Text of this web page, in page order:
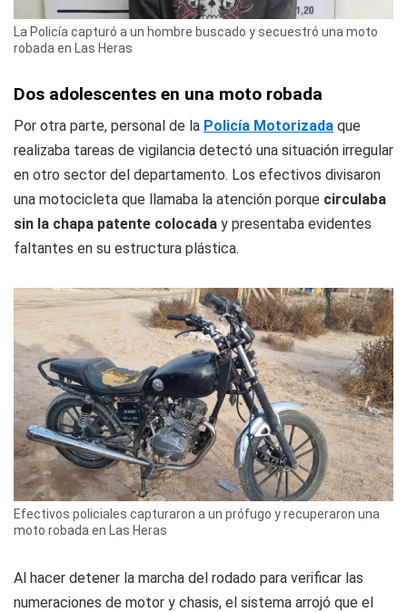
La Policía capturó a un hombre buscado y secuestró una moto
robada en Las Heras
Dos adolescentes en una moto robada
Por otra parte, personal de la Policía Motorizada que
realizaba tareas de vigilancia detectó una situación irregular
en otro sector del departamento. Los efectivos divisaron
una motocicleta que llamaba la atención porque circulaba
sin la chapa patente colocada y presentaba evidentes
faltantes en su estructura plástica.
Efectivos policiales capturaron a un prófugo y recuperaron una
moto robada en Las Heras
Al hacer detener la marcha del rodado para verificar las
numeraciones de motor y chasis, el sistema arrojó que el